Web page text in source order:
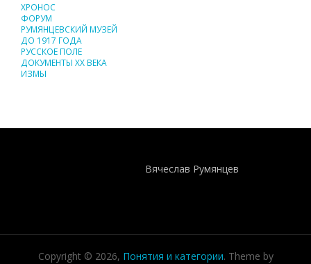
ХРОНОС
ФОРУМ
РУМЯНЦЕВСКИЙ МУЗЕЙ
ДО 1917 ГОДА
РУССКОЕ ПОЛЕ
ДОКУМЕНТЫ XX ВЕКА
ИЗМЫ
Вячеслав Румянцев
Copyright © 2026, Понятия и категории. Theme by